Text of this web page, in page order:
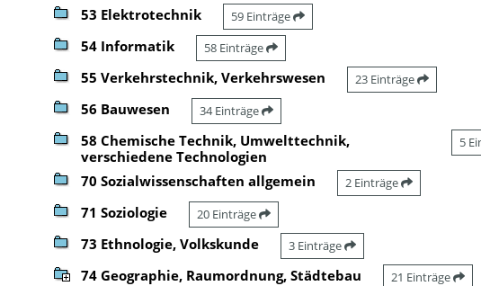
53 Elektrotechnik 59 Einträge
54 Informatik 58 Einträge
55 Verkehrstechnik, Verkehrswesen 23 Einträge
56 Bauwesen 34 Einträge
58 Chemische Technik, Umwelttechnik,
verschiedene Technologien
5
70 Sozialwissenschaften allgemein 2 Einträge
71 Soziologie 20 Einträge
73 Ethnologie, Volkskunde 3 Einträge
74 Geographie, Raumordnung, Städtebau 21 Einträge